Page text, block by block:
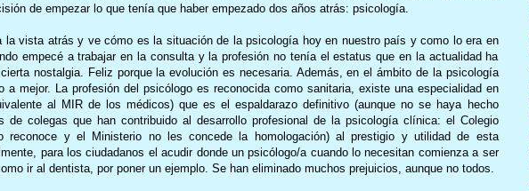
de empezar lo que tenía que haber empezado dos años atrás: psicología.
la vista atrás y ve cómo es la situación de la psicología hoy en nuestro país y como lo era en
empecé a trabajar en la consulta y la profesión no tenía el estatus que en la actualidad ha
nostalgia. Feliz porque la evolución es necesaria. Además, en el ámbito de la psicología
a mejor. La profesión del psicólogo es reconocida como sanitaria, existe una especialidad en
al MIR de los médicos) que es el espaldarazo definitivo (aunque no se haya hecho
de colegas que han contribuido al desarrollo profesional de la psicología clínica: el Colegio
reconoce y el Ministerio no les concede la homologación) al prestigio y utilidad de esta
para los ciudadanos el acudir donde un psicólogo/a cuando lo necesitan comienza a ser
ir al dentista, por poner un ejemplo. Se han eliminado muchos prejuicios, aunque no todos.